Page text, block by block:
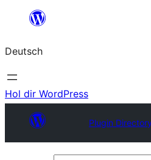
springen
Deutsch
Hol dir WordPress
Plugin Directory